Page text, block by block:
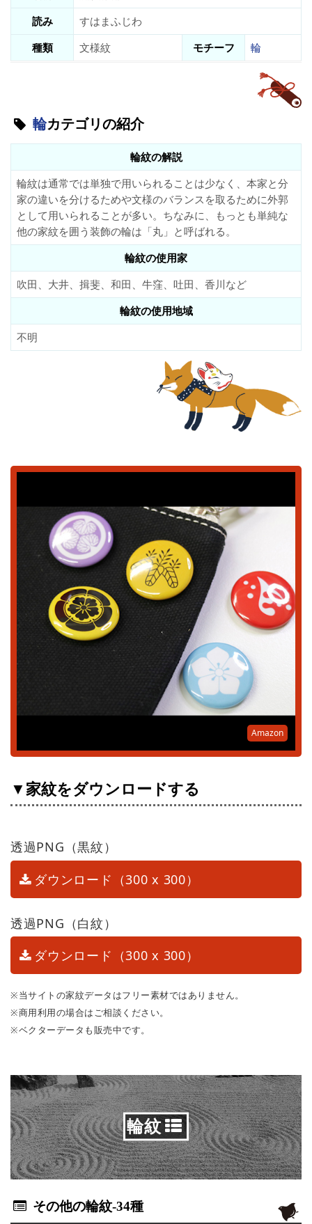
読み
すはまふじわ
種類
文様紋 モチーフ 輪
輪カテゴリの紹介
輪紋の解説
輪紋は通常では単独で用いられることは少なく、本家と分
家の違いを分けるためや文様のバランスを取るために外郭
として用いられることが多い。ちなみに、もっとも単純な
他の家紋を囲う装飾の輪は「丸」と呼ばれる。
輪紋の使用家
吹田、大井、揖斐、和田、牛窪、吐田、香川など
輪紋の使用地域
不明
Amazon
▼家紋をダウンロードする
透過PNG（黒紋）
ダウンロード（300 x 300）
透過PNG（白紋）
ダウンロード（300 x 300）
※当サイトの家紋データはフリー素材ではありません。
※商用利用の場合はご相談ください。
※ベクターデータも販売中です。
輪紋
その他の輪紋-34種